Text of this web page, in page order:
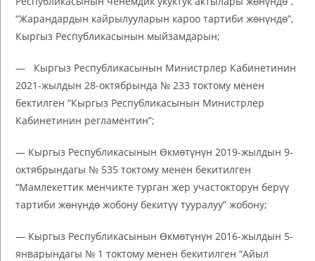
“Жарандардын кайрылууларын кароо тартиби жөнүндө”,
Кыргыз Республикасынын мыйзамдарын;
— Кыргыз Республикасынын Министрлер Кабинетинин
2021-жылдын 28-октябрында № 233 токтому менен
бектилген “Кыргыз Республикасынын Министрлер
Кабинетинин регламентин”;
— Кыргыз Республикасынын Өкмөтүнүн 2019-жылдын 9-
октябрындагы № 535 токтому менен бекитилген
“Мамлекеттик менчикте турган жер участокторун берүү
тартиби жөнүндө жобону бекитүү тууралуу” жобону;
— Кыргыз Республикасынын Өкмөтүнүн 2016-жылдын 5-
январындагы № 1 токтому менен бекитилген “Айыл